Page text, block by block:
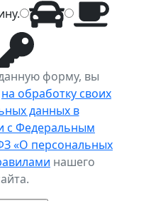
.
форму, вы
на обработку своих
данных в
с Федеральным
«О персональных
нашего